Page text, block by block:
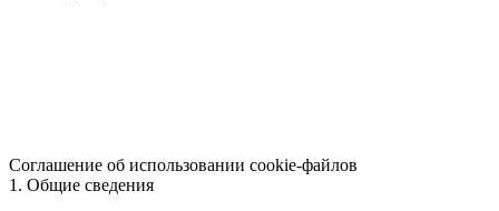
Соглашение об использовании cookie-файлов
1. Общие сведения